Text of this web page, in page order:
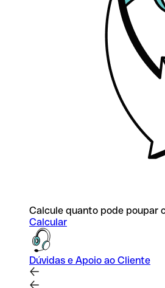
Calcule quanto pode poupar
Calcular
Dúvidas e Apoio ao Cliente